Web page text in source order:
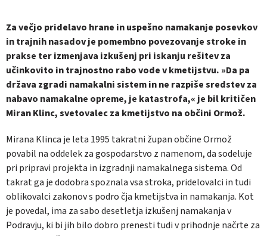
Za večjo pridelavo hrane in uspešno namakanje posevkov
in trajnih na­sadov je pomembno povezovanje stroke in
prakse ter izmenjava izkušenj pri iskanju rešitev za
učinkovito in trajnostno rabo vode v kmetijstvu. »Da pa
država zgra­di namakalni sistem in ne razpiše sredstev za
nabavo namakalne opreme, je katastro­fa,« je bil kritičen
Miran Klinc, svetovalec za kmetijstvo na občini Ormož.
Mirana Klinca je leta 1995 takratni župan občine Ormož
povabil na oddelek za gospo­darstvo z namenom, da sodeluje
pri pripravi projekta in izgradnji namakalnega sistema. Od
takrat ga je dodobra spoznala vsa stroka, pridelovalci in tudi
oblikovalci zakonov s podro čja kmetijstva in namakanja. Kot
je po­vedal, ima za sabo desetletja izkušenj nama­kanja v
Podravju, ki bi jih bilo dobro prene­sti tudi v prihodnje načrte za